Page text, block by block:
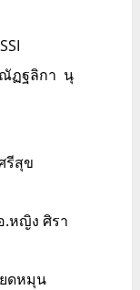
ฏฐลิกา นุ
รีสุข
.หญิง ศิรา
ดหมุน